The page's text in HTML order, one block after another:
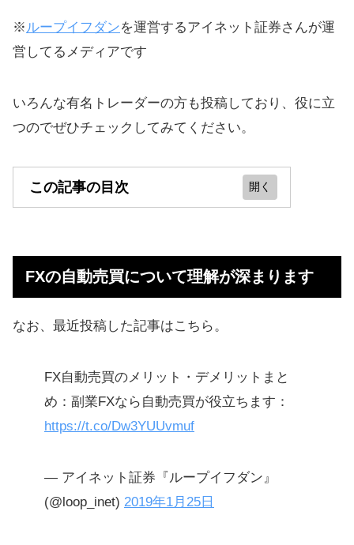
※ループイフダンを運営するアイネット証券さんが運
営してるメディアです
いろんな有名トレーダーの方も投稿しており、役に立
つのでぜひチェックしてみてください。
この記事の目次
ます
今後も記事を更新していきます
ほったらかしOKなので副業にもぴっ
初心者でも鉄板の方法で儲かりまし
た
【追記】どんどん記事が更新されて
FXの自動売買について理解が深まります
なお、最近投稿した記事はこちら。
FX自動売買のメリット・デメリットまと
め：副業FXなら自動売買が役立ちます：
https://t.co/Dw3YUUvmuf
— アイネット証券『ループイフダン』
(@loop_inet) 2019年1月25日